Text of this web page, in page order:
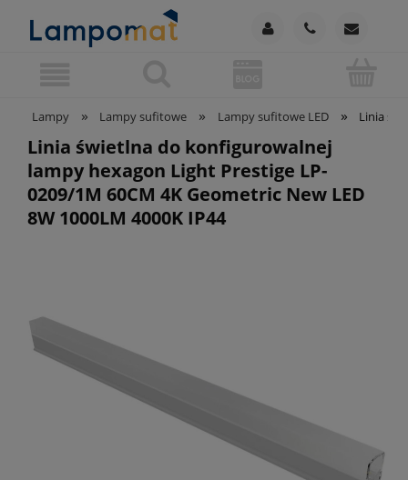
Lampy » Lampy sufitowe » Lampy sufitowe LED » Linia
Linia świetlna do konfigurowalnej
lampy hexagon Light Prestige LP-
0209/1M 60CM 4K Geometric New LED
8W 1000LM 4000K IP44